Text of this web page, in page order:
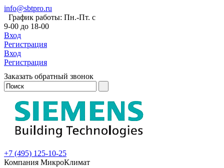
info@sbtpro.ru
График работы: Пн.-Пт. с
9-00 до 18-00
Вход
Регистрация
Вход
Регистрация
Заказать обратный звонок
+7 (495) 125-10-25
Компания МикроКлимат